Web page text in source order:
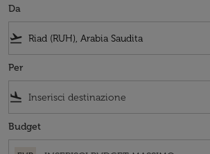
Da
flight_takeoff
Per
flight_land
Budget